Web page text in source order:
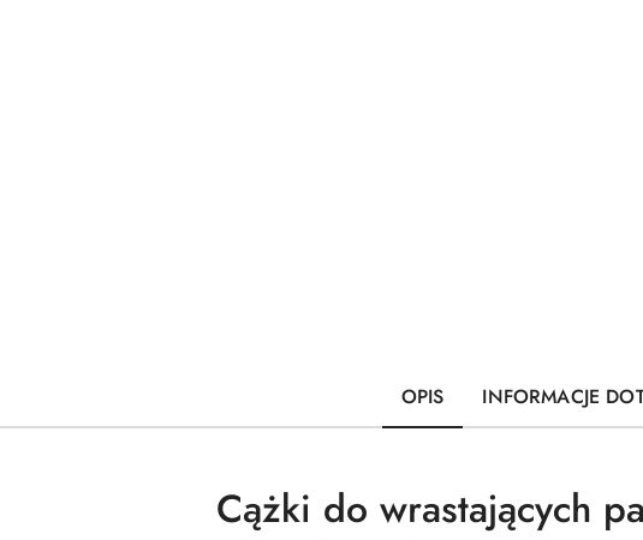
OPIS INFORMACJE
Cążki do wrastających